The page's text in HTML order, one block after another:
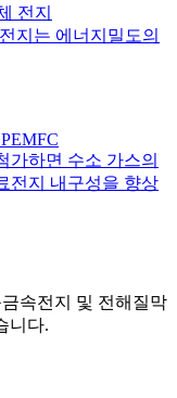
전지
지는 에너지밀도의
가하면 수소 가스의
전지 내구성을 향상
속전지 및 전해질막
니다.